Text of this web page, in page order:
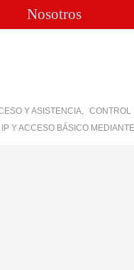
Nosotros
Y ASISTENCIA, CONTROL
Y ACCESO BÁSICO